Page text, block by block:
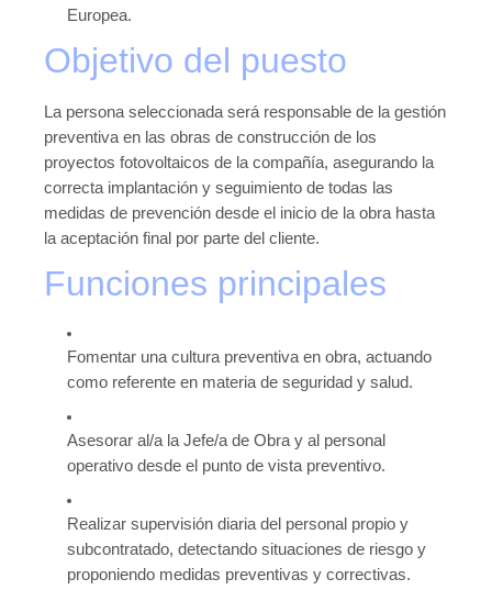
Ofertas de trabajo
Mándanos tu CV
Protección Datos
Politica de Privacidad y Protección de Datos
Política de cookies
Contacto
Europea.
Objetivo del puesto
La persona seleccionada será responsable de la gestión
preventiva en las obras de construcción de los
proyectos fotovoltaicos de la compañía, asegurando la
correcta implantación y seguimiento de todas las
medidas de prevención desde el inicio de la obra hasta
la aceptación final por parte del cliente.
Funciones principales
Fomentar una cultura preventiva en obra, actuando
como referente en materia de seguridad y salud.
Asesorar al/a la Jefe/a de Obra y al personal
operativo desde el punto de vista preventivo.
Realizar supervisión diaria del personal propio y
subcontratado, detectando situaciones de riesgo y
proponiendo medidas preventivas y correctivas.